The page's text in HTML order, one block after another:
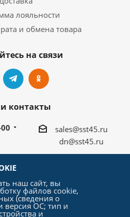
лояльности
и обмена товара
на связи
контакты
sales@sst45.ru
dn@sst45.ru
г.Курган, ул.Омская 76а
наш сайт, вы
файлов cookie,
(сведения о
версия ОС; тип и
и